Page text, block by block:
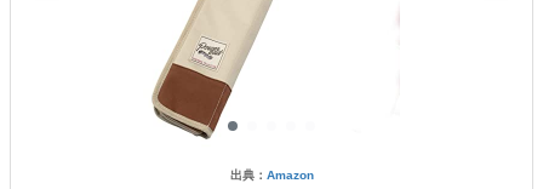
出典： Amazon